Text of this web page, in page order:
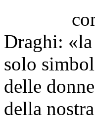
come
Draghi:
solo
delle
della